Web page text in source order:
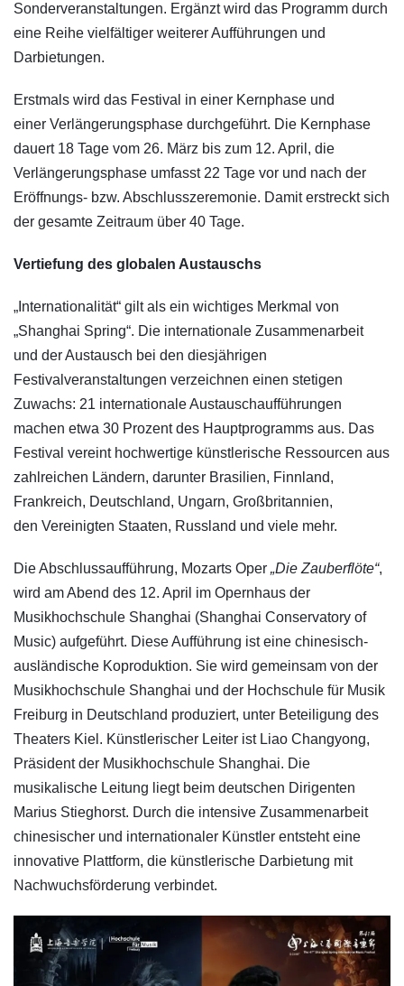
Sonderveranstaltungen. Ergänzt wird das Programm durch
eine Reihe vielfältiger weiterer Aufführungen und
Darbietungen.
Erstmals wird das Festival in einer Kernphase und
einer Verlängerungsphase durchgeführt. Die Kernphase
dauert 18 Tage vom 26. März bis zum 12. April, die
Verlängerungsphase umfasst 22 Tage vor und nach der
Eröffnungs- bzw. Abschlusszeremonie. Damit erstreckt sich
der gesamte Zeitraum über 40 Tage.
Vertiefung des globalen Austauschs
„Internationalität“ gilt als ein wichtiges Merkmal von
„Shanghai Spring“. Die internationale Zusammenarbeit
und der Austausch bei den diesjährigen
Festivalveranstaltungen verzeichnen einen stetigen
Zuwachs: 21 internationale Austauschaufführungen
machen etwa 30 Prozent des Hauptprogramms aus. Das
Festival vereint hochwertige künstlerische Ressourcen aus
zahlreichen Ländern, darunter Brasilien, Finnland,
Frankreich, Deutschland, Ungarn, Großbritannien,
den Vereinigten Staaten, Russland und viele mehr.
Die Abschlussaufführung, Mozarts Oper „Die Zauberflöte“,
wird am Abend des 12. April im Opernhaus der
Musikhochschule Shanghai (Shanghai Conservatory of
Music) aufgeführt. Diese Aufführung ist eine chinesisch-
ausländische Koproduktion. Sie wird gemeinsam von der
Musikhochschule Shanghai und der Hochschule für Musik
Freiburg in Deutschland produziert, unter Beteiligung des
Theaters Kiel. Künstlerischer Leiter ist Liao Changyong,
Präsident der Musikhochschule Shanghai. Die
musikalische Leitung liegt beim deutschen Dirigenten
Marius Stieghorst. Durch die intensive Zusammenarbeit
chinesischer und internationaler Künstler entsteht eine
innovative Plattform, die künstlerische Darbietung mit
Nachwuchsförderung verbindet.